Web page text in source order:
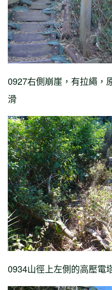
0927右側崩崖，有拉繩，
滑
0934山徑上左側的高壓電